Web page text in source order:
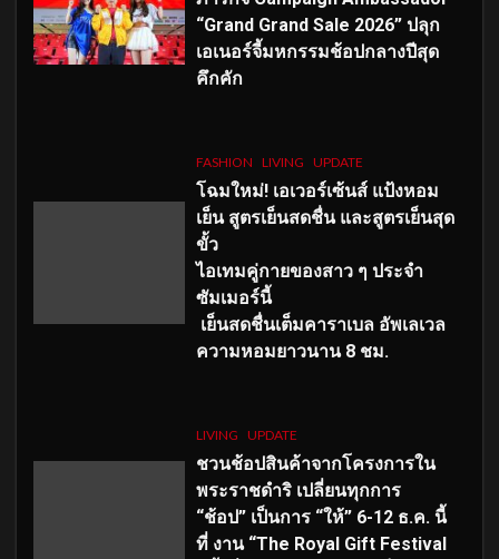
“Grand Grand Sale 2026” ปลุก
เอเนอร์จี้มหกรรมช้อปกลางปีสุด
คึกคัก
FASHION LIVING UPDATE
โฉมใหม่! เอเวอร์เซ้นส์ แป้งหอม
เย็น สูตรเย็นสดชื่น และสูตรเย็นสุด
ขั้ว
ไอเทมคู่กายของสาว ๆ ประจำ
ซัมเมอร์นี้
เย็นสดชื่นเต็มคาราเบล อัพเลเวล
ความหอมยาวนาน 8 ชม.
LIVING UPDATE
ชวนช้อปสินค้าจากโครงการใน
พระราชดำริ เปลี่ยนทุกการ
“ช้อป” เป็นการ “ให้” 6-12 ธ.ค. นี้
ที่ งาน “The Royal Gift Festival